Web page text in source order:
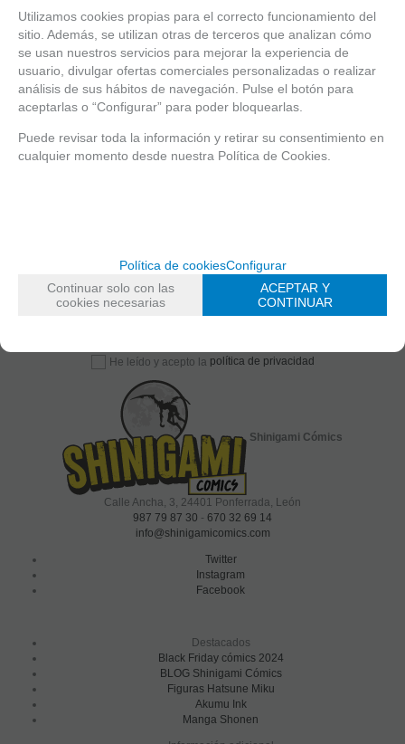
ANTES
4.00%IVA incluido
Su tarifa negociada (5%)
25,56
4.00%IVA incluido
Date de alta para estar al día de las novedades a través de nuestro boletín
He leído y acepto la política de privacidad
Shinigami Cómics
Calle Ancha, 3 24401 Ponferrada, León
987 79 87 30 - 670 32 69 14
info@shinigamicomics.com
Twitter
Instagram
Facebook
Destacados
Black Friday cómics 2024
BLOG Shinigami Cómics
Figuras Hatsune Miku
Akumu Ink
Manga Shonen
Utilizamos cookies propias para el correcto funcionamiento del
sitio. Además, se utilizan otras de terceros que analizan cómo
se usan nuestros servicios para mejorar la experiencia de
usuario, divulgar ofertas comerciales personalizadas o realizar
análisis de sus hábitos de navegación. Pulse el botón para
aceptarlas o “Configurar” para poder bloquearlas.
Puede revisar toda la información y retirar su consentimiento en
cualquier momento desde nuestra Política de Cookies.
Política de cookiesConfigurar
Continuar solo con las
cookies necesarias
ACEPTAR Y
CONTINUAR